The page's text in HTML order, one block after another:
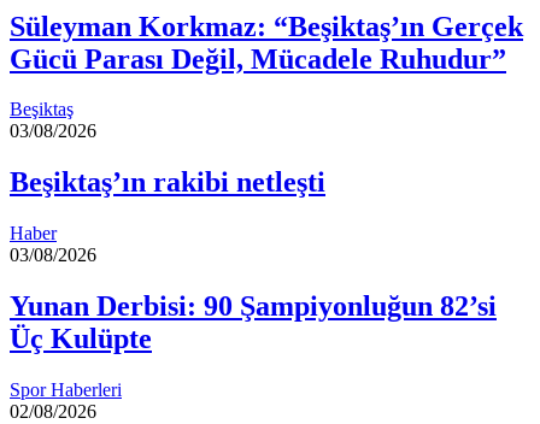
Süleyman Korkmaz: “Beşiktaş’ın Gerçek
Gücü Parası Değil, Mücadele Ruhudur”
Beşiktaş
03/08/2026
Beşiktaş’ın rakibi netleşti
Haber
03/08/2026
Yunan Derbisi: 90 Şampiyonluğun 82’si
Üç Kulüpte
Spor Haberleri
02/08/2026